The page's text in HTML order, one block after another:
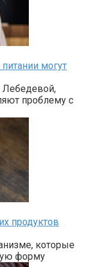
могут
Лебедевой,
проблему с
продуктов
которые
форму